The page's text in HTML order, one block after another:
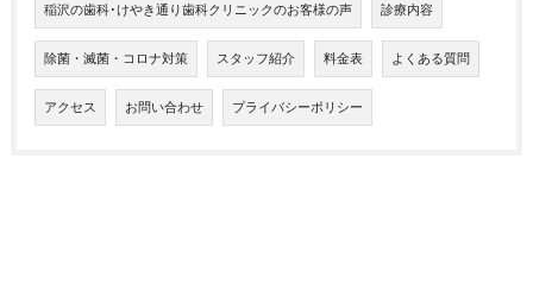
稲沢の歯科･けやき通り歯科クリニックのお客様の声 診療内容
除菌・滅菌・コロナ対策 スタッフ紹介 料金表 よくある質問
アクセス お問い合わせ プライバシーポリシー